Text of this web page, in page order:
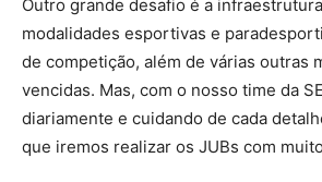
Outro grande desafio é a
modalidades esportivas e
de competição, além de várias outras
vencidas. Mas, com o nosso time da
diariamente e cuidando de cada
que iremos realizar os JUBs com